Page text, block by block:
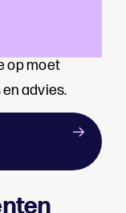
een
op moet
advies.